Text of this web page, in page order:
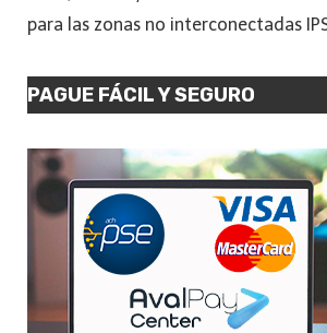
para las zonas no interconectadas
PAGUE FÁCIL Y SEGURO